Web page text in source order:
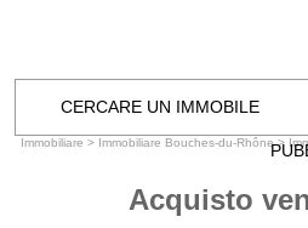
CERCARE UN IMMOBILE
Immobiliare > Immobiliare Bouches-du-Rhône>
Acquisto